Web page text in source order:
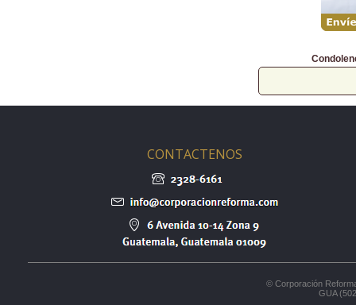
CONTACTENOS
© Corporación
GUA